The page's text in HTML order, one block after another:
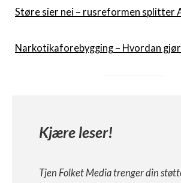
Støre sier nei – rusreformen splitter
Narkotikaforebygging – Hvordan
Kjære leser!
Tjen Folket Media trenger din